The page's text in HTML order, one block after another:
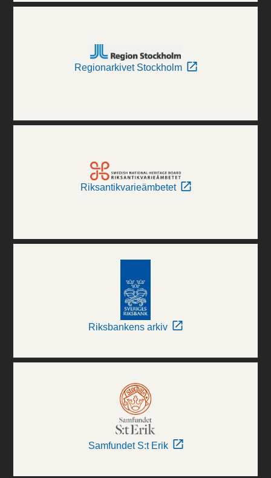
Regionarkivet Stockholm
Riksantikvarieämbetet
Riksbankens arkiv
Samfundet S:t Erik